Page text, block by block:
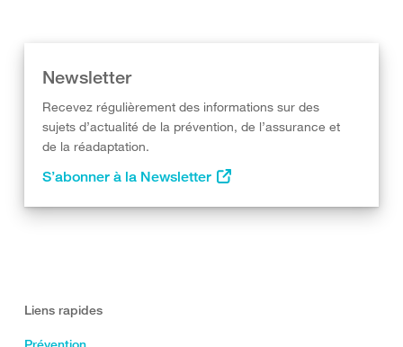
Newsletter
Recevez régulièrement des informations sur des
sujets d’actualité de la prévention, de l’assurance et
de la réadaptation.
S’abonner à la Newsletter
Liens rapides